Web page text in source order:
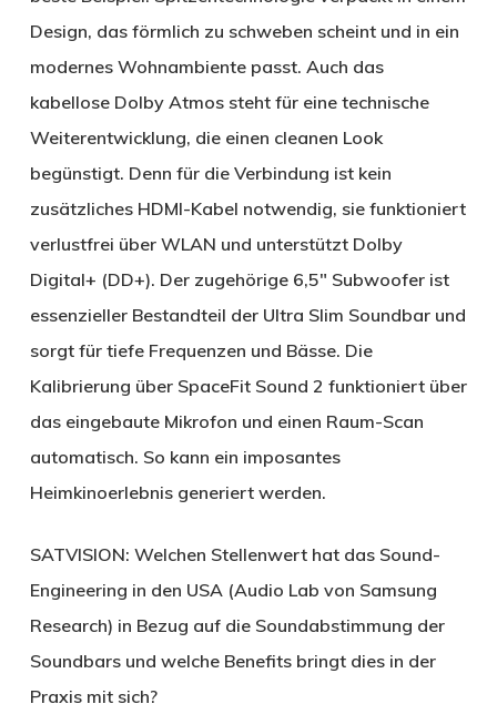
Design, das förmlich zu schweben scheint und in ein
modernes Wohnambiente passt. Auch das
kabellose Dolby Atmos steht für eine technische
Weiterentwicklung, die einen cleanen Look
begünstigt. Denn für die Verbindung ist kein
zusätzliches HDMI-Kabel notwendig, sie funktioniert
verlustfrei über WLAN und unterstützt Dolby
Digital+ (DD+). Der zugehörige 6,5″ Subwoofer ist
essenzieller Bestandteil der Ultra Slim Soundbar und
sorgt für tiefe Frequenzen und Bässe. Die
Kalibrierung über SpaceFit Sound 2 funktioniert über
das eingebaute Mikrofon und einen Raum-Scan
automatisch. So kann ein imposantes
Heimkinoerlebnis generiert werden.
SATVISION: Welchen Stellenwert hat das Sound-
Engineering in den USA (Audio Lab von Samsung
Research) in Bezug auf die Soundabstimmung der
Soundbars und welche Benefits bringt dies in der
Praxis mit sich?